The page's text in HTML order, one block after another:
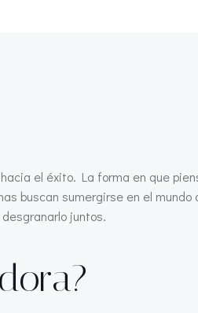
el éxito. La forma en que
buscan sumergirse en el mundo
juntos.